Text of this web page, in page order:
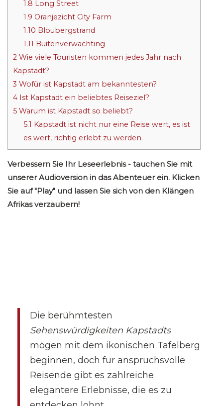
1.8 Long Street
1.9 Oranjezicht City Farm
1.10 Bloubergstrand
1.11 Buitenverwachting
2 Wie viele Touristen kommen jedes Jahr nach
Kapstadt?
3 Wofür ist Kapstadt am bekanntesten?
4 Ist Kapstadt ein beliebtes Reiseziel?
5 Warum ist Kapstadt so beliebt?
5.1 Kapstadt ist nicht nur eine Reise wert, es ist
es wert, richtig erlebt zu werden.
Verbessern Sie Ihr Leseerlebnis - tauchen Sie mit
unserer Audioversion in das Abenteuer ein. Klicken
Sie auf "Play" und lassen Sie sich von den Klängen
Afrikas verzaubern!
Die berühmtesten
Sehenswürdigkeiten Kapstadts
mögen mit dem ikonischen Tafelberg
beginnen, doch für anspruchsvolle
Reisende gibt es zahlreiche
elegantere Erlebnisse, die es zu